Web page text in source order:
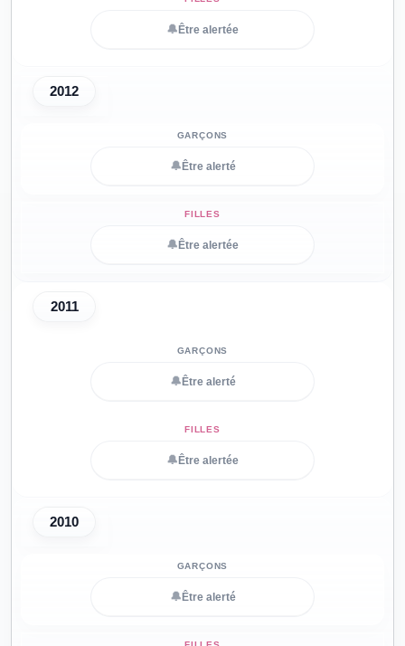
🔔 Être alertée
2012
🔔 Être alerté
🔔 Être alertée
2011
🔔 Être alerté
🔔 Être alertée
2010
🔔 Être alerté